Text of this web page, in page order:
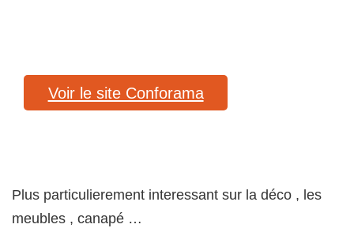
Voir le site Conforama
Plus particulierement interessant sur la déco , les
meubles , canapé …